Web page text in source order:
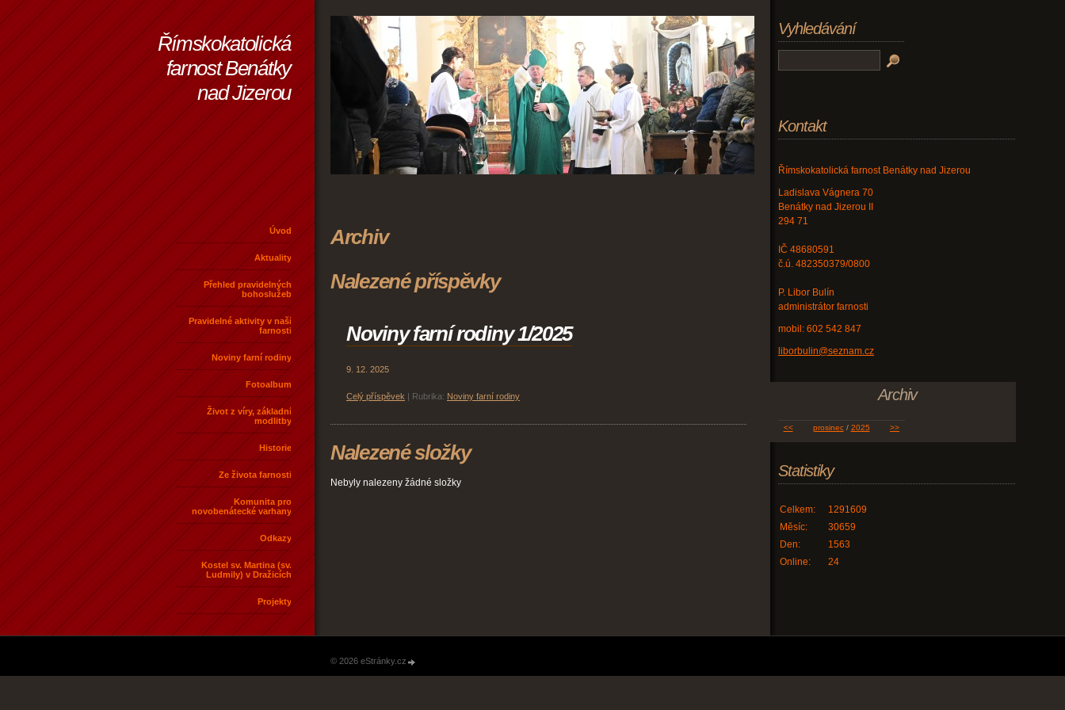
Římskokatolická
farnost Benátky
nad Jizerou
Úvod
Aktuality
Přehled pravidelných
bohoslužeb
Pravidelné aktivity v naší
farnosti
Noviny farní rodiny
Fotoalbum
Život z víry, základní
modlitby
Historie
Ze života farnosti
Komunita pro
novobenátecké varhany
Odkazy
Kostel sv. Martina (sv.
Ludmily) v Dražicích
Projekty
Archiv
Nalezené příspěvky
Noviny farní rodiny 1/2025
9. 12. 2025
Celý příspěvek | Rubrika: Noviny farní rodiny
Nalezené složky
Nebyly nalezeny žádné složky
Vyhledávání
Kontakt
Římskokatolická farnost Benátky nad Jizerou
Ladislava Vágnera 70
Benátky nad Jizerou II
294 71
IČ 48680591
č.ú. 482350379/0800
P. Libor Bulín
administrátor farnosti
mobil: 602 542 847
liborbulin@seznam.cz
Archiv
<< prosinec/ 2025 >>
Statistiky
Online: 24
Celkem:
1291609
Měsíc:
30659
Den:
1563
© 2026 eStránky.cz